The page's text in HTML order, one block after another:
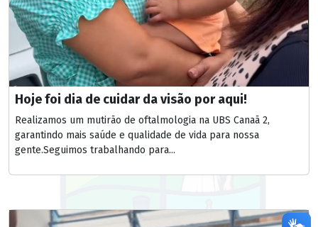
Hoje foi dia de cuidar da visão por aqui!
Realizamos um mutirão de oftalmologia na UBS Canaã 2,
garantindo mais saúde e qualidade de vida para nossa
gente.Seguimos trabalhando para...